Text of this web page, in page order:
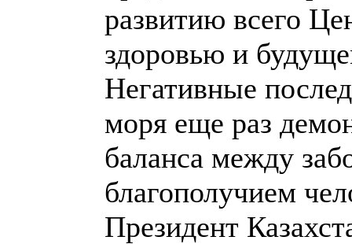
развитию всего
здоровью и
Негативные
моря еще раз
баланса между
благополучием
Президент